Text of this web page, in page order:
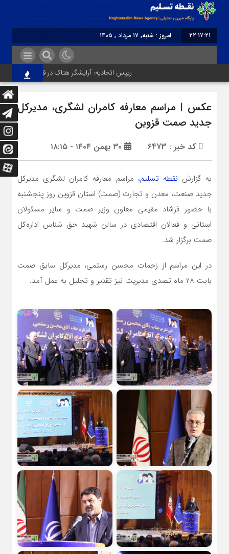
22:17:21
امروز : شنبه, ۱۷ مرداد , ۱۴۰۵
رییس اتحادیه: آرایشگر هتاک در قزوین عضو اتحادیه
عکس | مراسم معارفه کامران لشگری، مدیرکل
جدید صمت قزوین
کد خبر : 6473
به گزارش نقطه تسلیم، مراسم معارفه کامران لشگری مدیرکل
جدید صنعت، معدن و تجارت (صمت) استان قزوین روز پنجشنبه
با حضور فرشاد مقیمی معاون وزیر صمت و سایر مسئولان
استانی و فعالان اقتصادی در سالن شهید حق شناس اداره‌کل
صمت برگزار شد.
در این مراسم از زحمات محسن رستمی، مدیرکل سابق صمت
بابت ۲۸ ماه تصدی مدیریت نیز تقدیر و تجلیل به عمل آمد.